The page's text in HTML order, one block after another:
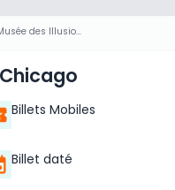
Musée des Illusions de Chicago
Billets Mobiles
Billet daté